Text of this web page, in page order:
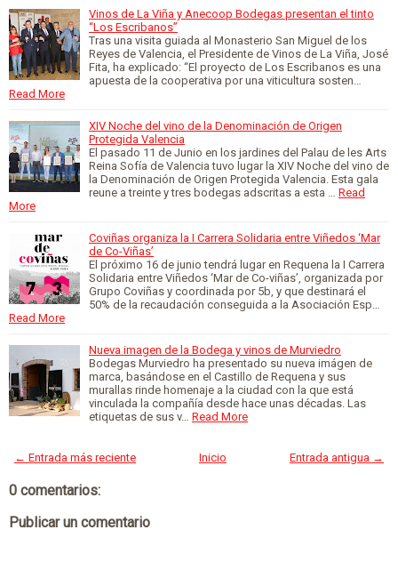
Vinos de La Viña y Anecoop Bodegas presentan el tinto
“Los Escribanos”
Tras una visita guiada al Monasterio San Miguel de los
Reyes de Valencia, el Presidente de Vinos de La Viña, José
Fita, ha explicado: “El proyecto de Los Escribanos es una
apuesta de la cooperativa por una viticultura sosten…
Read More
XIV Noche del vino de la Denominación de Origen
Protegida Valencia
El pasado 11 de Junio en los jardines del Palau de les Arts
Reina Sofía de Valencia tuvo lugar la XIV Noche del vino de
la Denominación de Origen Protegida Valencia. Esta gala
reune a treinte y tres bodegas adscritas a esta … Read
More
Coviñas organiza la I Carrera Solidaria entre Viñedos ‘Mar
de Co-Viñas’
El próximo 16 de junio tendrá lugar en Requena la I Carrera
Solidaria entre Viñedos ‘Mar de Co-viñas’, organizada por
Grupo Coviñas y coordinada por 5b, y que destinará el
50% de la recaudación conseguida a la Asociación Esp…
Read More
Nueva imagen de la Bodega y vinos de Murviedro
Bodegas Murviedro ha presentado su nueva imágen de
marca, basándose en el Castillo de Requena y sus
murallas rinde homenaje a la ciudad con la que está
vinculada la compañía desde hace unas décadas. Las
etiquetas de sus v… Read More
← Entrada más reciente Entrada antigua →
Inicio
0 comentarios:
Publicar un comentario